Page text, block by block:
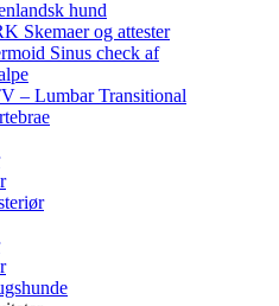
hund
Skemaer og attester
Sinus check af
– Lumbar Transitional